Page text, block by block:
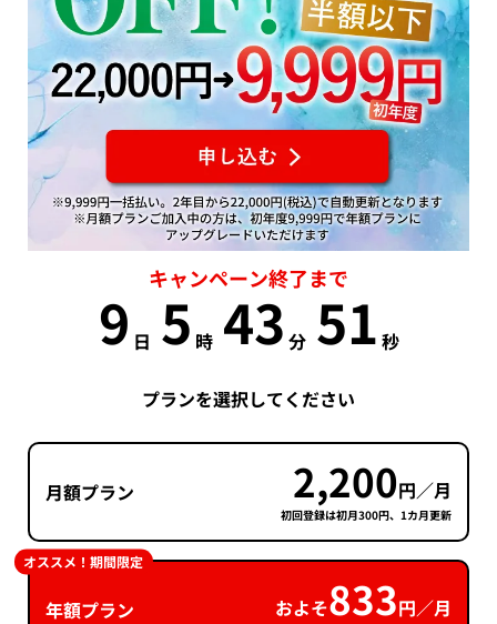
キャンペーン終了まで
9 日 5 時 43 分 50 秒
プランを選択してください
月額プラン 2,200円／月
初回登録は初月300円、1カ月更新
年額プラン およそ833円／月
オススメ！期間限定